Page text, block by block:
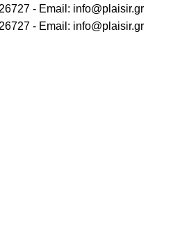
- Email: info@plaisir.gr
- Email: info@plaisir.gr